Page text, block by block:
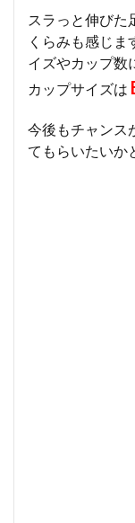
スラっと伸びた
くらみも感じ
イズやカップ数
カップサイズは
今後もチャンス
てもらいたいか